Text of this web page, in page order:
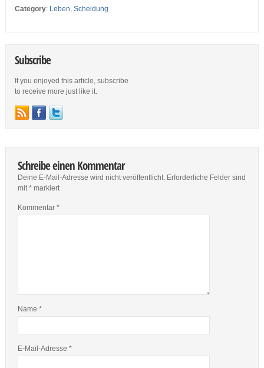
Category: Leben, Scheidung
Subscribe
If you enjoyed this article, subscribe
to receive more just like it.
Schreibe einen Kommentar
Deine E-Mail-Adresse wird nicht veröffentlicht. Erforderliche Felder sind
mit*markiert
Kommentar *
Name *
E-Mail-Adresse *